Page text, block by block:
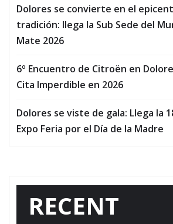
Dolores se convierte en el
tradición: llega la Sub Sede del
Mate 2026
6º Encuentro de Citroën en
Cita Imperdible en 2026
Dolores se viste de gala: Llega la
Expo Feria por el Día de la Madre
RECENT